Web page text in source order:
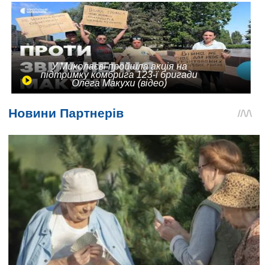
У Миколаєві пройшла акція на
підтримку комбрига 123-ї бригади
Олега Макухи (відео)